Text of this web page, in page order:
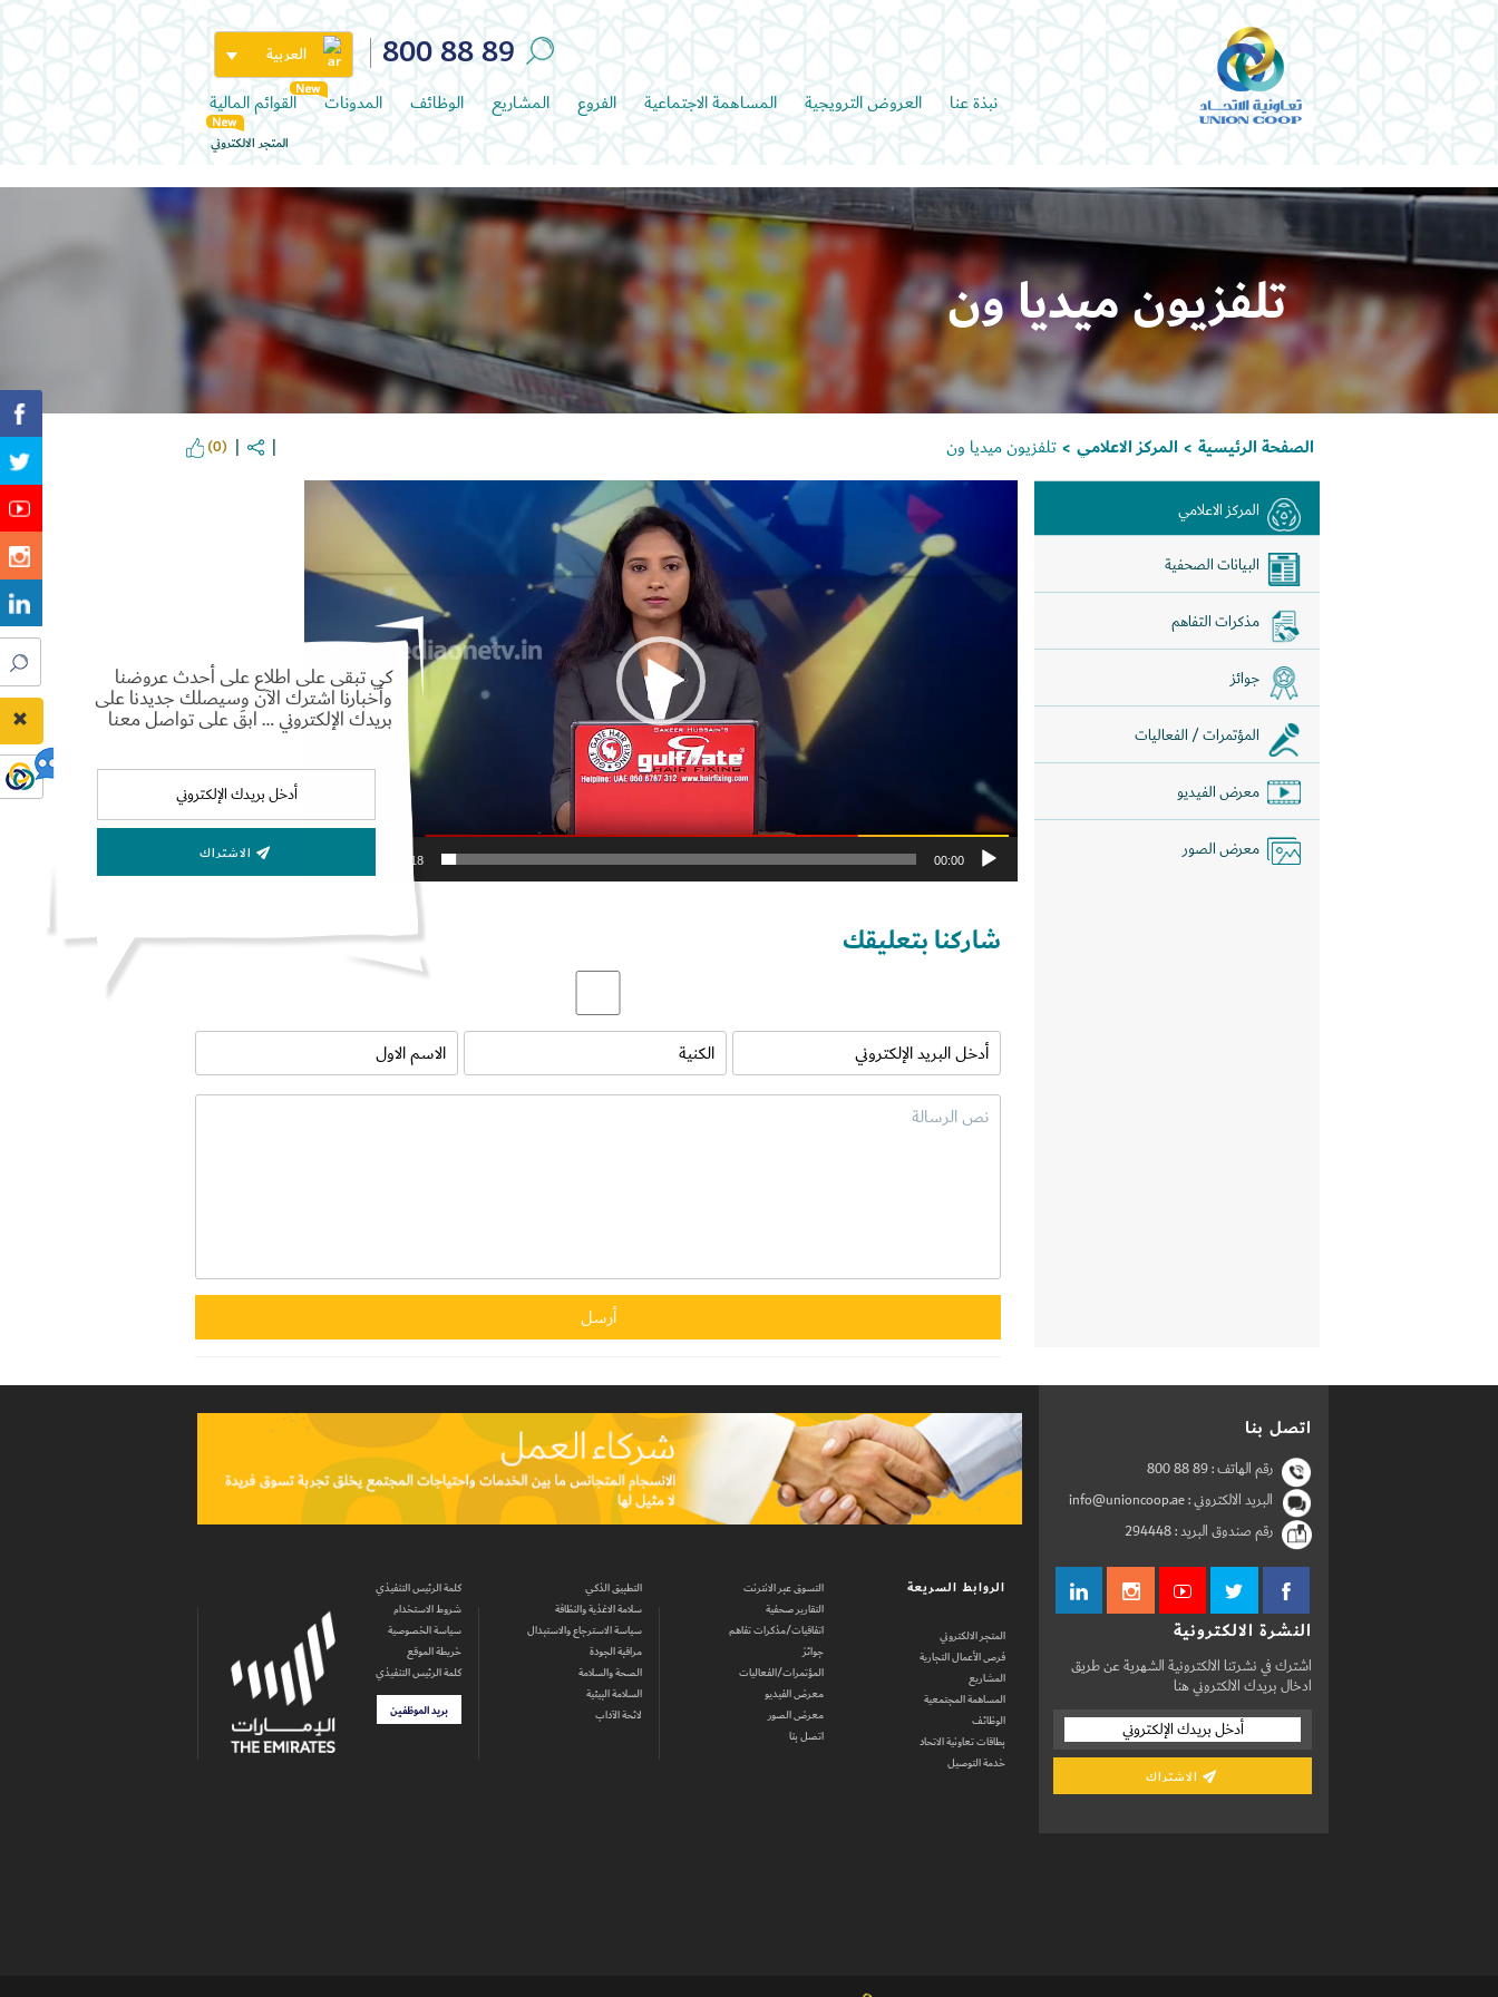
800 88 89 العربية
نبذة عنا العروض الترويجية المساهمة الاجتماعية الفروع المشاريع الوظائف المدونات القوائم المالية
المتجر الالكتروني
تلفزيون ميديا ون
الصفحة الرئيسية > المركز الاعلامي > تلفزيون ميديا ون (0)
00:00
01:18
شاركنا بتعليقك
المركز الاعلامي
البيانات الصحفية
مذكرات التفاهم
جوائز
المؤتمرات / الفعاليات
معرض الفيديو
معرض الصور
اتصل بنا
رقم الهاتف :800 88 89
البريد الالكتروني : info@unioncoop.ae
رقم صندوق البريد :294448
النشرة الالكترونية
اشترك في نشرتنا الالكترونية الشهرية عن طريق
ادخال بريدك الالكتروني هنا
الروابط السريعة
المتجر الالكتروني
فرص الأعمال التجارية
المشاريع
المساهمة المجتمعية
الوظائف
بطاقات تعاونية الاتحاد
خدمة التوصيل
التسوق عبر الانترنت
التقارير صحفية
اتفاقيات/مذكرات تفاهم
جوائز
المؤتمرات/الفعاليات
معرض الفيديو
معرض الصور
اتصل بنا
التطبيق الذكي
سلامة الاغذية والنظافة
سياسة الاسترجاع والاستبدال
مراقبة الجودة
الصحة والسلامة
السلامة البيئية
لائحة الآداب
كلمة الرئيس التنفيذي
شروط الاستخدام
سياسة الخصوصية
خريطة الموقع
كلمة الرئيس التنفيذي
بريد الموظفين
كي تبقى على اطلاع على أحدث عروضنا
وأخبارنا اشترك الآن وسيصلك جديدنا على
بريدك الإلكتروني … ابقَ على تواصل معنا